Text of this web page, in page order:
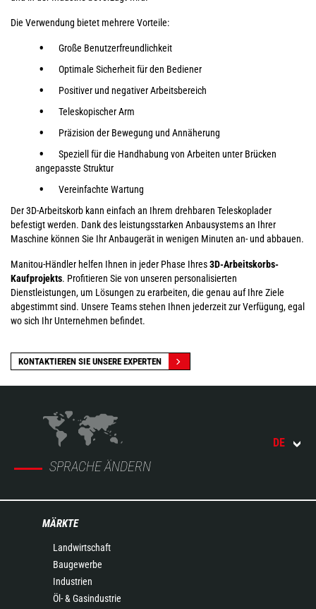
Die Verwendung bietet mehrere Vorteile:
Große Benutzerfreundlichkeit
Optimale Sicherheit für den Bediener
Positiver und negativer Arbeitsbereich
Teleskopischer Arm
Präzision der Bewegung und Annäherung
Speziell für die Handhabung von Arbeiten unter Brücken
angepasste Struktur
Vereinfachte Wartung
Der 3D-Arbeitskorb kann einfach an Ihrem drehbaren Teleskoplader
befestigt werden. Dank des leistungsstarken Anbausystems an Ihrer
Maschine können Sie Ihr Anbaugerät in wenigen Minuten an- und abbauen.
Manitou-Händler helfen Ihnen in jeder Phase Ihres3D-Arbeitskorbs-
Kaufprojekts. Profitieren Sie von unseren personalisierten
Dienstleistungen, um Lösungen zu erarbeiten, die genau auf Ihre Ziele
abgestimmt sind. Unsere Teams stehen Ihnen jederzeit zur Verfügung, egal
wo sich Ihr Unternehmen befindet.
KONTAKTIEREN SIE UNSERE EXPERTEN
SPRACHE ÄNDERN
DE
MÄRKTE
Landwirtschaft
Baugewerbe
Industrien
Öl- & Gasindustrie